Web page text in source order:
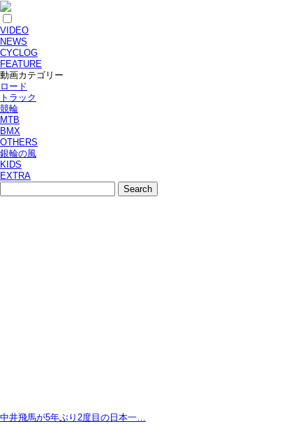
VIDEO
NEWS
CYCLOG
FEATURE
動画カテゴリー
ロード
トラック
競輪
MTB
BMX
OTHERS
銀輪の風
KIDS
EXTRA
中井飛馬が5年ぶり2度目の日本一…